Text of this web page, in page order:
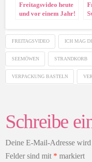
Freitagsvideo heute
und vor einem Jahr!
FREITAGSVIDEO ICH MAG
SEEMÖWEN STRANDKORB
VERPACKUNG BASTELN
Schreibe
Deine E-Mail-Adresse
Felder sind mit * markiert